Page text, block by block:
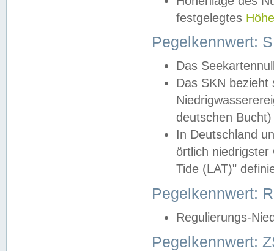
festgelegtes
Pegelkennwert:
Das
Das SKN
deutschen
In Deutschland
örtlich
Tide (LAT)"
Pegelkennwert:
Regulierungs-
Pegelkennwert: